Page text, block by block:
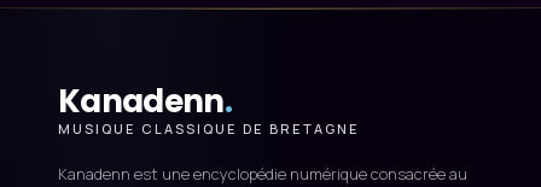
Kanadenn.
MUSIQUE CLASSIQUE DE BRETAGNE
Kanadenn est une encyclopédie numérique consacrée au